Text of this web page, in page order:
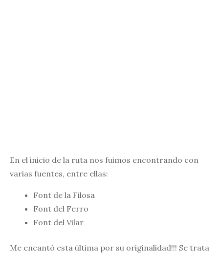
En el inicio de la ruta nos fuimos encontrando con
varias fuentes, entre ellas:
Font de la Filosa
Font del Ferro
Font del Vilar
Me encantó esta última por su originalidad!!! Se trata